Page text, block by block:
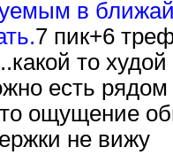
в
7 пик+6
то
есть
ощущение
не вижу